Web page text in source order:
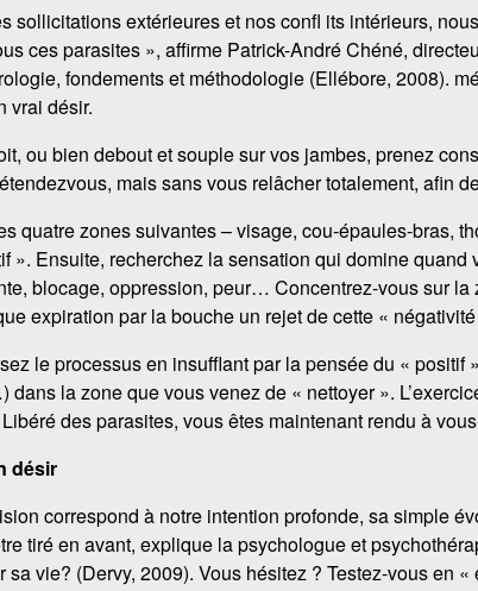
sollicitations extérieures et nos confl its intérieurs,
ces parasites », affirme Patrick-André Chéné,
fondements et méthodologie (Ellébore, 2008).
vrai désir.
ou bien debout et souple sur vos jambes, prenez
mais sans vous relâcher totalement, afin
quatre zones suivantes – visage, cou-épaules-bras,
». Ensuite, recherchez la sensation qui domine
blocage, oppression, peur… Concentrez-vous sur
expiration par la bouche un rejet de cette «
le processus en insufflant par la pensée du «
la zone que vous venez de « nettoyer ».
des parasites, vous êtes maintenant rendu à
désir
correspond à notre intention profonde, sa simple
tiré en avant, explique la psychologue et
sa vie? (Dervy, 2009). Vous hésitez ? Testez-vous en